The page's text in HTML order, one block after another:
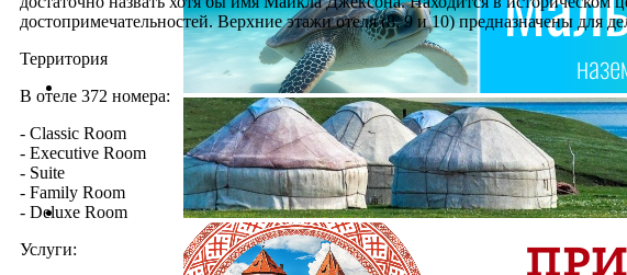
достопримечательностей. Верхние этажи отеля (8, 9 и 10) предназначены для
Территория
В отеле 372 номера:
- Classic Room
- Executive Room
- Suite
- Family Room
- Deluxe Room
Услуги: